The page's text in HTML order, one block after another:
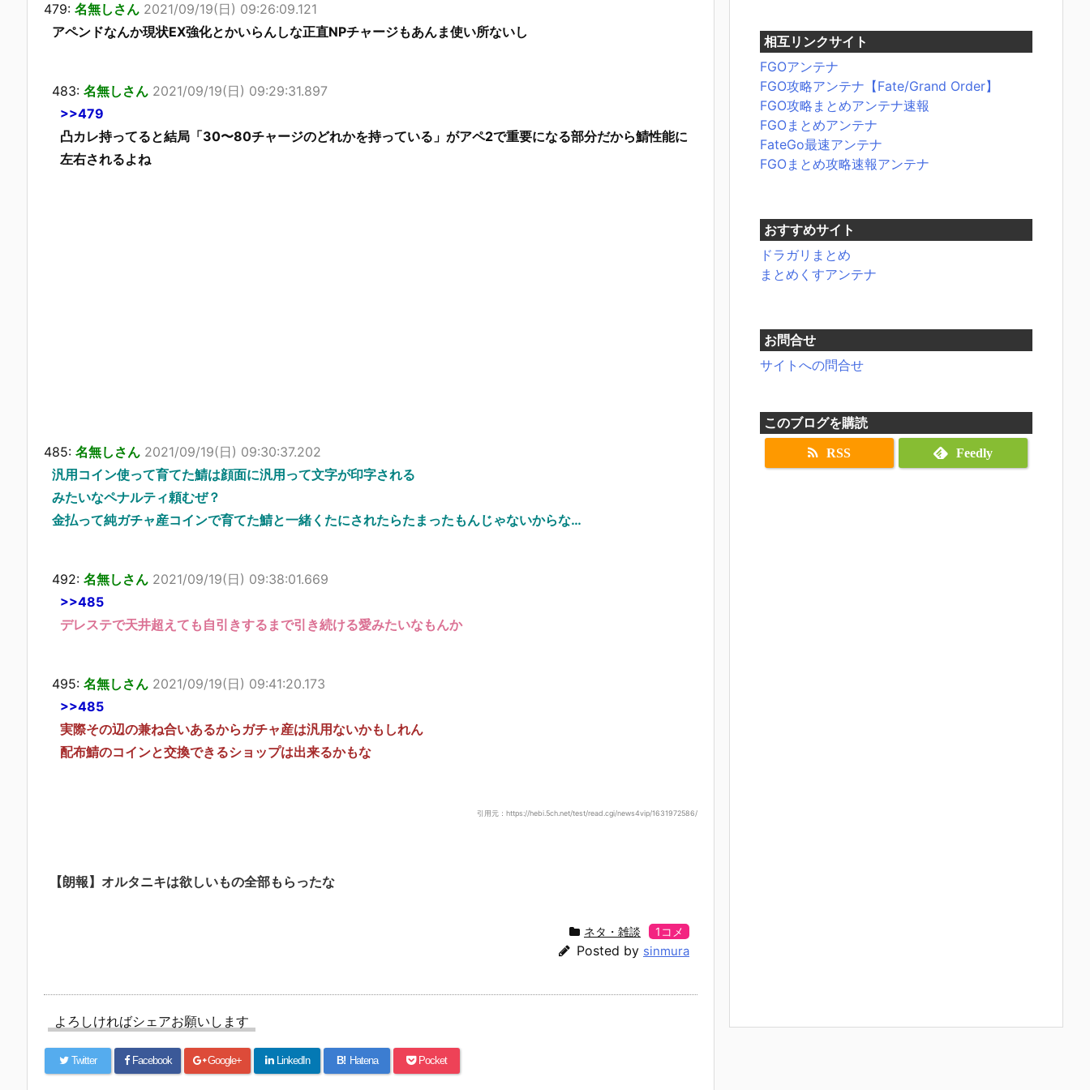
479: 名無しさん 2021/09/19(日) 09:26:09.121
アペンドなんか現状EX強化とかいらんしな正直NPチャージもあんま使い所ないし
483: 名無しさん 2021/09/19(日) 09:29:31.897
>>479
凸カレ持ってると結局「30〜80チャージのどれかを持っている」がアペ2で重要になる部分だから鯖性能に
左右されるよね
485: 名無しさん 2021/09/19(日) 09:30:37.202
汎用コイン使って育てた鯖は顔面に汎用って文字が印字される
みたいなペナルティ頼むぜ？
金払って純ガチャ産コインで育てた鯖と一緒くたにされたらたまったもんじゃないからな…
492: 名無しさん 2021/09/19(日) 09:38:01.669
>>485
デレステで天井超えても自引きするまで引き続ける愛みたいなもんか
495: 名無しさん 2021/09/19(日) 09:41:20.173
>>485
実際その辺の兼ね合いあるからガチャ産は汎用ないかもしれん
配布鯖のコインと交換できるショップは出来るかもな
引用元：https://hebi.5ch.net/test/read.cgi/news4vip/1631972586/
【朗報】オルタニキは欲しいもの全部もらったな
ネタ・雑談 1コメ
Posted by sinmura
よろしければシェアお願いします
Twitter Facebook Google+ LinkedIn B! Hatena Pocket
相互リンクサイト
FGOアンテナ
FGO攻略アンテナ【Fate/Grand Order】
FGO攻略まとめアンテナ速報
FGOまとめアンテナ
FateGo最速アンテナ
FGOまとめ攻略速報アンテナ
おすすめサイト
ドラガリまとめ
まとめくすアンテナ
お問合せ
サイトへの問合せ
このブログを購読
RSS Feedly